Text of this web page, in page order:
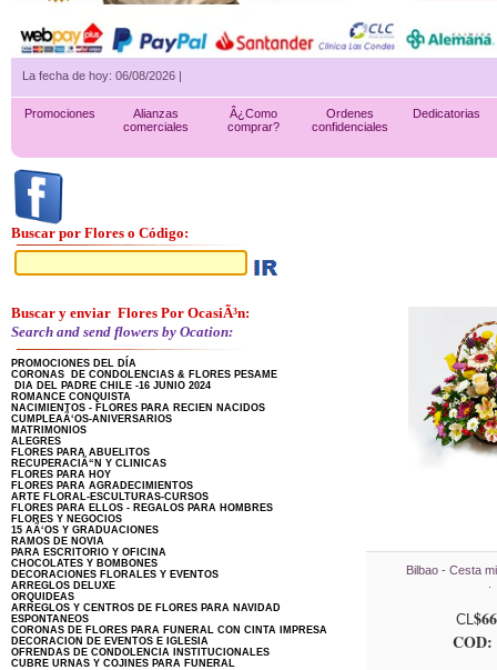
La fecha de hoy: 06/08/2026 |
Promociones
Alianzas
comerciales
Â¿Como
comprar?
Ordenes
confidenciales
Dedicatorias
Buscar por Flores o Código:
Buscar y enviar Flores Por OcasiÃ³n:
Search and send flowers by Ocation:
PROMOCIONES DEL DÍA
CORONAS DE CONDOLENCIAS & FLORES PESAME
DIA DEL PADRE CHILE -16 JUNIO 2024
ROMANCE CONQUISTA
NACIMIENTOS - FLORES PARA RECIEN NACIDOS
CUMPLEAÃ‘OS-ANIVERSARIOS
MATRIMONIOS
ALEGRES
FLORES PARA ABUELITOS
RECUPERACIÃ“N Y CLINICAS
FLORES PARA HOY
FLORES PARA AGRADECIMIENTOS
ARTE FLORAL-ESCULTURAS-CURSOS
FLORES PARA ELLOS - REGALOS PARA HOMBRES
FLORES Y NEGOCIOS
15 AÃ‘OS Y GRADUACIONES
RAMOS DE NOVIA
PARA ESCRITORIO Y OFICINA
CHOCOLATES Y BOMBONES
DECORACIONES FLORALES Y EVENTOS
ARREGLOS DELUXE
ORQUIDEAS
ARREGLOS Y CENTROS DE FLORES PARA NAVIDAD
ESPONTANEOS
CORONAS DE FLORES PARA FUNERAL CON CINTA IMPRESA
DECORACION DE EVENTOS E IGLESIA
OFRENDAS DE CONDOLENCIA INSTITUCIONALES
CUBRE URNAS Y COJINES PARA FUNERAL
Bilbao - Cesta
CL
COD: